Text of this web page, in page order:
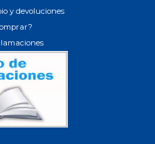
y devoluciones